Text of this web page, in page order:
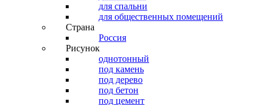
для спальни
для общественных помещений
Страна
Россия
Рисунок
однотонный
под камень
под дерево
под бетон
под цемент